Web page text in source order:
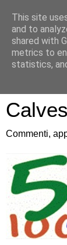
Commenti,
This site
and to
shared with
metrics to
statistics,